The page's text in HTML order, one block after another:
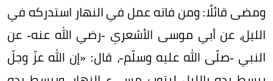
ومضى قائلًا: ومن فاته عمل في النهار استدركه في
الليل، عن أبي موسى الأشعري -رضي الله عنه- عن
النبي -صلّى الله عليه وسلّم-، قال: «إن الله عزّ وجلّ